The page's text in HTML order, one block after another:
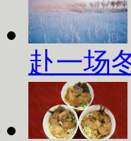
赴一场